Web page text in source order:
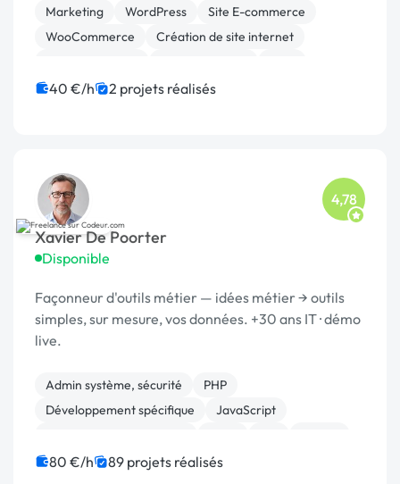
à la promotion de votre entreprise. 👍
Compétences Clé...
Marketing WordPress
Site E-commerce
WooCommerce
Création de site internet
Motion design
Campagne display avec bannières
40 €/h 2 projets réalisés
Xavier De Poorter
Disponible
4,78
Façonneur d'outils métier — idées métier → outils
simples, sur mesure, vos données. +30 ans IT · démo
live.
Admin système, sécurité
PHP
Développement spécifique
JavaScript
Base de données
Gestion site web
80 €/h 89 projets réalisés